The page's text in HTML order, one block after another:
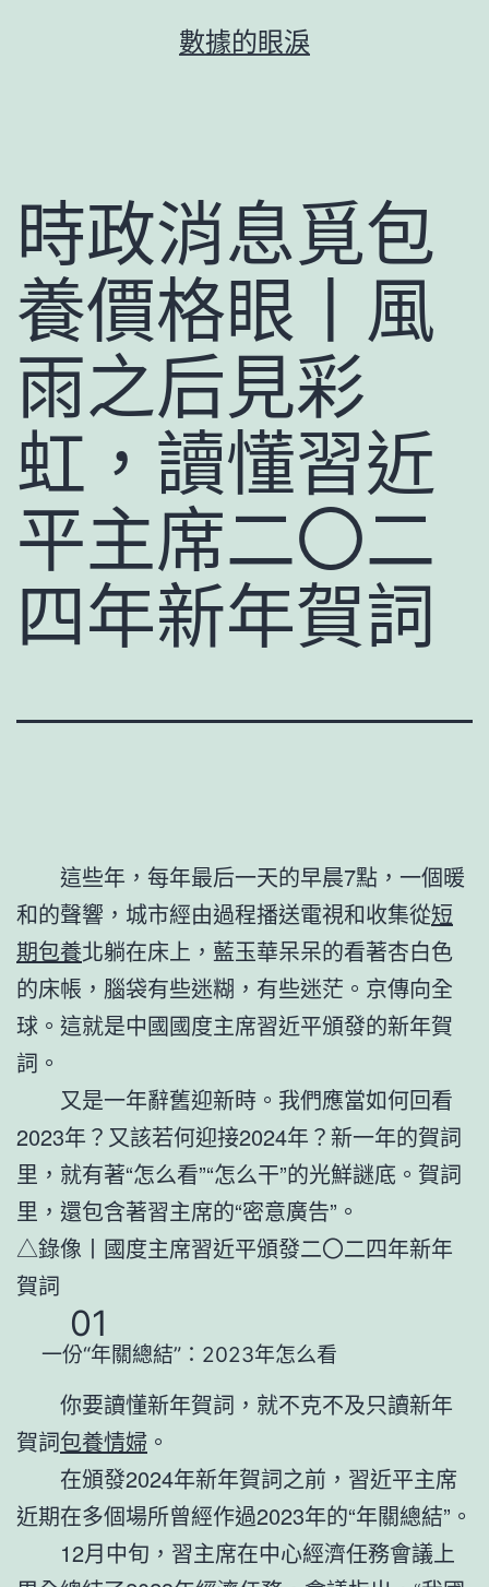
數據的眼淚
時政消息覓包
養價格眼丨風
雨之后見彩
虹，讀懂習近
平主席二〇二
四年新年賀詞
這些年，每年最后一天的早晨7點，一個暖
和的聲響，城市經由過程播送電視和收集從短
期包養北躺在床上，藍玉華呆呆的看著杏白色
的床帳，腦袋有些迷糊，有些迷茫。京傳向全
球。這就是中國國度主席習近平頒發的新年賀
詞。
又是一年辭舊迎新時。我們應當如何回看
2023年？又該若何迎接2024年？新一年的賀詞
里，就有著“怎么看”“怎么干”的光鮮謎底。賀詞
里，還包含著習主席的“密意廣告”。
△錄像丨國度主席習近平頒發二〇二四年新年
賀詞
01
一份“年關總結”：2023年怎么看
你要讀懂新年賀詞，就不克不及只讀新年
賀詞包養情婦 。
在頒發2024年新年賀詞之前，習近平主席
近期在多個場所曾經作過2023年的“年關總結”。
12月中旬，習主席在中心經濟任務會議上